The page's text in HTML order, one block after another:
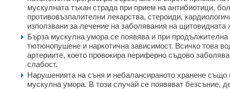
мускулната тъкан страда при прием на антибиотици,
противовъзпалителни лекарства, стероиди,
използвани за лечение на заболявания на щитовидната
Бърза мускулна умора се появява и при
тютюнопушене и наркотична зависимост. Всичко това
артериите, което провокира периферно съдово
слабост.
Нарушенията на съня и небалансираното хранене също
мускулна умора. В този случай се появяват безсъние,